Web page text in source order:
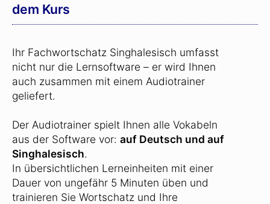
dem Kurs
Ihr Fachwortschatz Singhalesisch umfasst
nicht nur die Lernsoftware – er wird Ihnen
auch zusammen mit einem Audiotrainer
geliefert.
Der Audiotrainer spielt Ihnen alle Vokabeln
aus der Software vor: auf Deutsch und auf
Singhalesisch.
In übersichtlichen Lerneinheiten mit einer
Dauer von ungefähr 5 Minuten üben und
trainieren Sie Wortschatz und Ihre